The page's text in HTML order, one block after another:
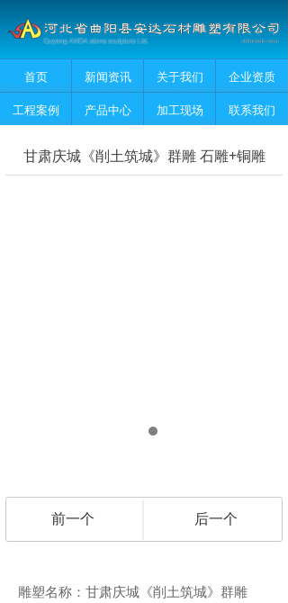
首页 新闻资讯 关于我们 企业资质
工程案例 产品中心 加工现场 联系我们
甘肃庆城《削土筑城》群雕 石雕+铜雕
前一个 后一个
雕塑名称：甘肃庆城《削土筑城》群雕